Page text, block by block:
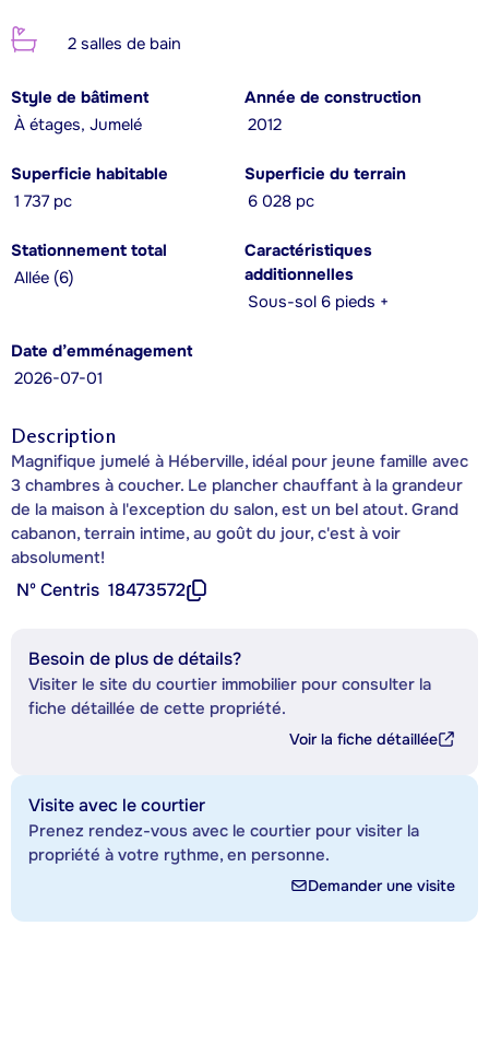
2 salles de bain
Style de bâtiment
À étages, Jumelé
Année de construction
2012
Superficie habitable
1 737 pc
Superficie du terrain
6 028 pc
Stationnement total
Allée (6)
Caractéristiques
additionnelles
Sous-sol 6 pieds +
Date d’emménagement
2026-07-01
Description
Magnifique jumelé à Héberville, idéal pour jeune famille avec
3 chambres à coucher. Le plancher chauffant à la grandeur
de la maison à l'exception du salon, est un bel atout. Grand
cabanon, terrain intime, au goût du jour, c'est à voir
absolument!
Nº Centris 18473572
Besoin de plus de détails?
Visiter le site du courtier immobilier pour consulter la
fiche détaillée de cette propriété.
Voir la fiche détaillée
Visite avec le courtier
Prenez rendez-vous avec le courtier pour visiter la
propriété à votre rythme, en personne.
Demander une visite